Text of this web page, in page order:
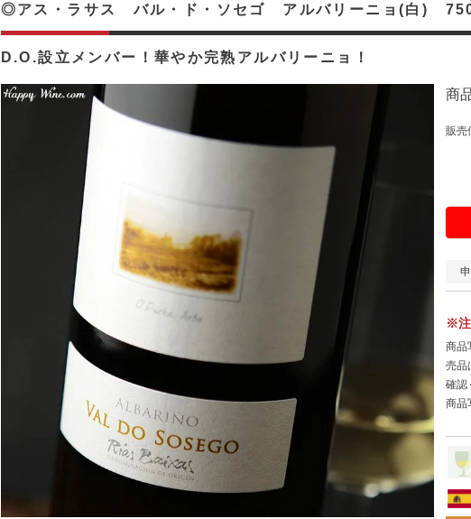
D.O.設立メンバー！華やか完熟アルバリーニョ！
◎アス・ラサス バル・ド・ソセゴ アルバリーニョ(白)
商
販売
※注
商品
売品
確認
商品